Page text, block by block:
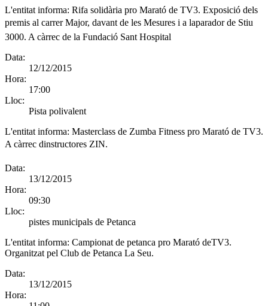
L'entitat informa: Rifa solidària pro Marató de TV3. Exposició dels
premis al carrer Major, davant de les Mesures i a laparador de Stiu
3000. A càrrec de la Fundació Sant Hospital
Data:
12/12/2015
Hora:
17:00
Lloc:
Pista polivalent
L'entitat informa: Masterclass de Zumba Fitness pro Marató de TV3.
A càrrec dinstructores ZIN.
Data:
13/12/2015
Hora:
09:30
Lloc:
pistes municipals de Petanca
L'entitat informa: Campionat de petanca pro Marató deTV3.
Organitzat pel Club de Petanca La Seu.
Data:
13/12/2015
Hora: